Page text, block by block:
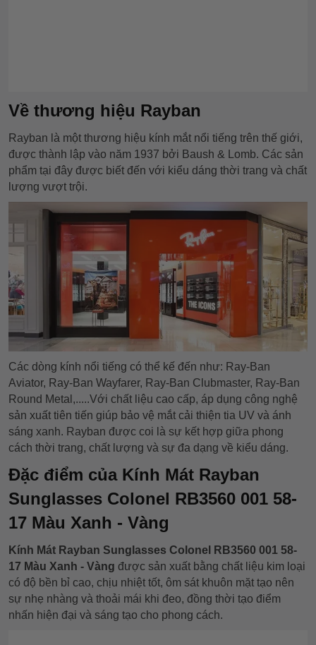
Về thương hiệu Rayban
Rayban là một thương hiệu kính mắt nổi tiếng trên thế giới,
được thành lập vào năm 1937 bởi Baush & Lomb. Các sản
phẩm tại đây được biết đến với kiểu dáng thời trang và chất
lượng vượt trội.
Các dòng kính nổi tiếng có thể kế đến như: Ray-Ban
Aviator, Ray-Ban Wayfarer, Ray-Ban Clubmaster, Ray-Ban
Round Metal,.....Với chất liệu cao cấp, áp dụng công nghệ
sản xuất tiên tiến giúp bảo vệ mắt cải thiện tia UV và ánh
sáng xanh. Rayban được coi là sự kết hợp giữa phong
cách thời trang, chất lượng và sự đa dạng về kiểu dáng.
Đặc điểm của Kính Mát Rayban
Sunglasses Colonel RB3560 001 58-
17 Màu Xanh - Vàng
Kính Mát Rayban Sunglasses Colonel RB3560 001 58-
17 Màu Xanh - Vàng được sản xuất bằng chất liệu kim loại
có độ bền bỉ cao, chịu nhiệt tốt, ôm sát khuôn mặt tạo nên
sự nhẹ nhàng và thoải mái khi đeo, đồng thời tạo điểm
nhấn hiện đại và sáng tạo cho phong cách.